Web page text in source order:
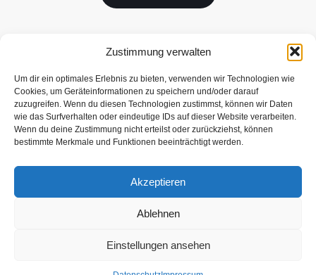
Zustimmung verwalten
Um dir ein optimales Erlebnis zu bieten, verwenden wir Technologien wie
Cookies, um Geräteinformationen zu speichern und/oder darauf
zuzugreifen. Wenn du diesen Technologien zustimmst, können wir Daten
wie das Surfverhalten oder eindeutige IDs auf dieser Website verarbeiten.
Wenn du deine Zustimmung nicht erteilst oder zurückziehst, können
bestimmte Merkmale und Funktionen beeinträchtigt werden.
Akzeptieren
Ablehnen
Einstellungen ansehen
Über BFS
Home
Story
Speaker 2026
Speaker 2025
Partner
Informationen
FAQ
Tickets
Anfahrt
Impressum
Datenschutz
AGB
Back to top